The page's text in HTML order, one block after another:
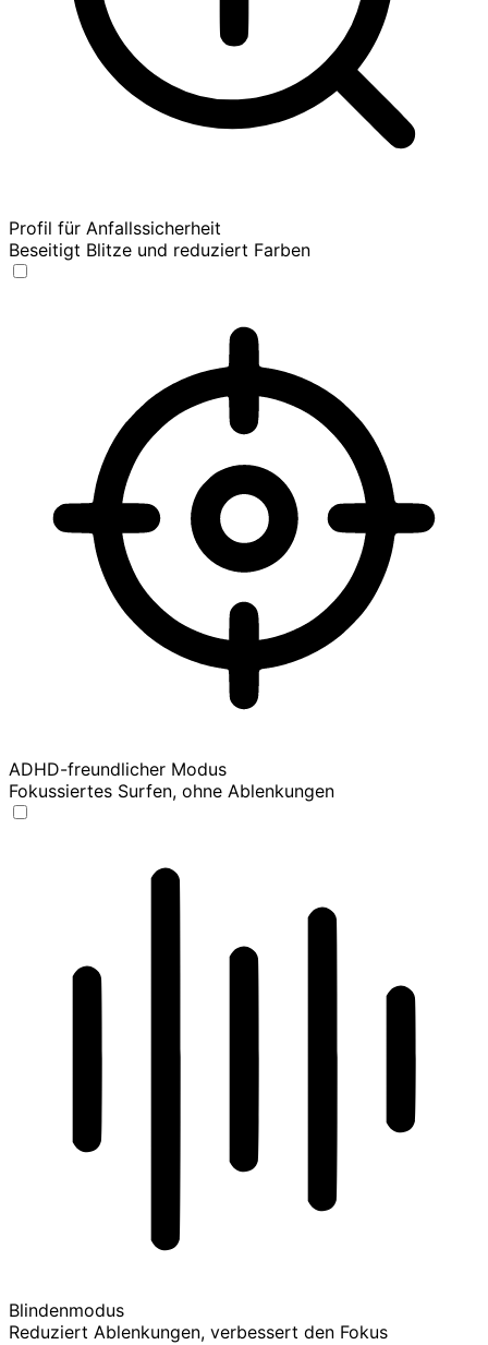
Profil für Anfallssicherheit
Beseitigt Blitze und reduziert Farben
ADHD-freundlicher Modus
Fokussiertes Surfen, ohne Ablenkungen
Blindenmodus
Reduziert Ablenkungen, verbessert den Fokus